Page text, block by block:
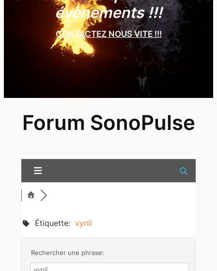
évènements !!!
CONTACTEZ NOUS VITE !!!
Forum SonoPulse
Étiquette: vynil
Rechercher une phrase: